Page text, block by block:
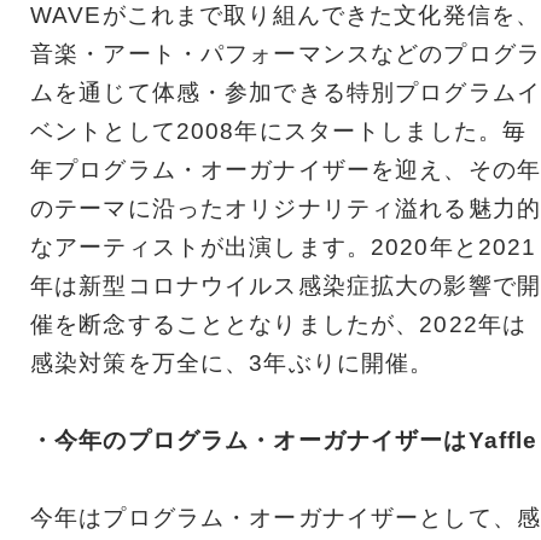
WAVEがこれまで取り組んできた文化発信を、
音楽・アート・パフォーマンスなどのプログラ
ムを通じて体感・参加できる特別プログラムイ
ベントとして2008年にスタートしました。毎
年プログラム・オーガナイザーを迎え、その年
のテーマに沿ったオリジナリティ溢れる魅力的
なアーティストが出演します。2020年と2021
年は新型コロナウイルス感染症拡大の影響で開
催を断念することとなりましたが、2022年は
感染対策を万全に、3年ぶりに開催。
・今年のプログラム・オーガナイザーはYaffle
今年はプログラム・オーガナイザーとして、感